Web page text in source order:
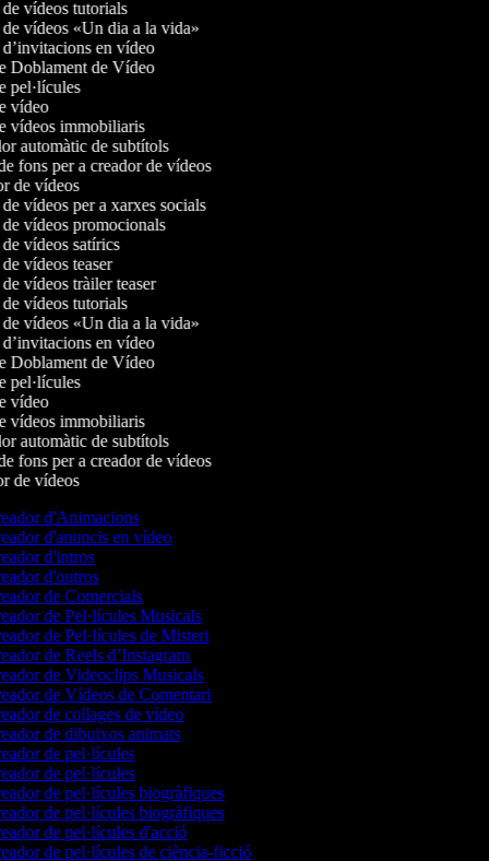
vídeos tutorials
vídeos «Un dia a la vida»
en vídeo
Doblament de Vídeo
pel·lícules
vídeo
vídeos immobiliaris
automàtic de subtítols
fons per a creador de vídeos
de vídeos
vídeos per a xarxes socials
vídeos promocionals
vídeos satírics
vídeos teaser
vídeos tràiler teaser
vídeos tutorials
vídeos «Un dia a la vida»
en vídeo
Doblament de Vídeo
pel·lícules
vídeo
vídeos immobiliaris
automàtic de subtítols
fons per a creador de vídeos
de vídeos
d'Animacions
d'anuncis en vídeo
d'intros
d'outros
de Comercials
de Pel·lícules Musicals
de Pel·lícules de Misteri
de Reels d’Instagram
de Videoclips Musicals
de Vídeos de Comentari
de collages de vídeo
de dibuixos animats
de pel·lícules
de pel·lícules
de pel·lícules biogràfiques
de pel·lícules biogràfiques
de pel·lícules d'acció
de pel·lícules de ciència-ficció